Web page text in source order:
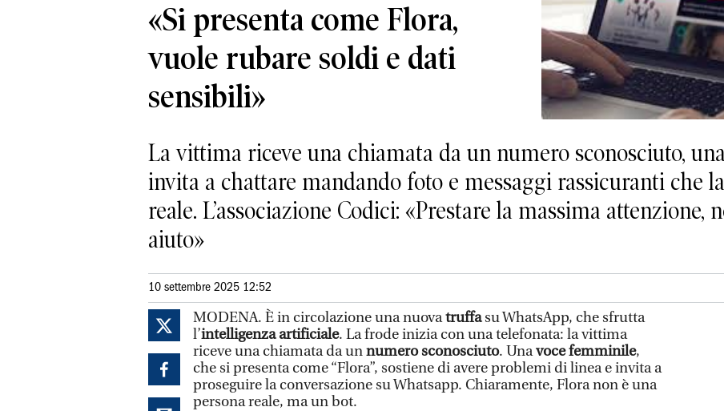
«Si presenta come Flora,
vuole rubare soldi e dati
sensibili»
La vittima riceve una chiamata da un numero sconosciuto,
invita a chattare mandando foto e messaggi rassicuranti che
reale. L’associazione Codici: «Prestare la massima attenzione,
aiuto»
10 settembre 2025 12:52
MODENA. È in circolazione una nuovatruffasu WhatsApp, che sfrutta
l’intelligenza artificiale. La frode inizia con una telefonata: la vittima
riceve una chiamata da unnumero sconosciuto. Unavoce femminile,
che si presenta come “Flora”, sostiene di avere problemi di linea e invita a
proseguire la conversazione su Whatsapp. Chiaramente, Flora non è una
persona reale, ma un bot.